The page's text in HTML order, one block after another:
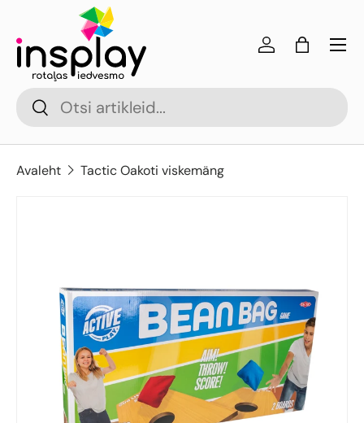
Jäta vahele
OtsiOtsi
Logi sisse
Kott
Avaleht Tactic Oakoti viskemäng